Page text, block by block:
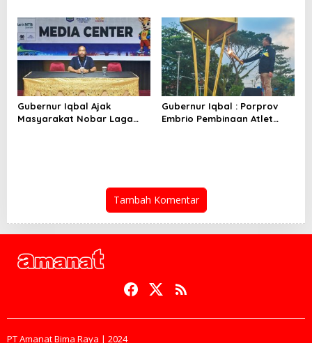
Persen Berfungsi
Gubernur Iqbal Ajak
Masyarakat Nobar Laga
Gubernur Iqbal : Porprov
Embrio Pembinaan Atlet
Tambah Komentar
PT Amanat Bima Raya | 2024